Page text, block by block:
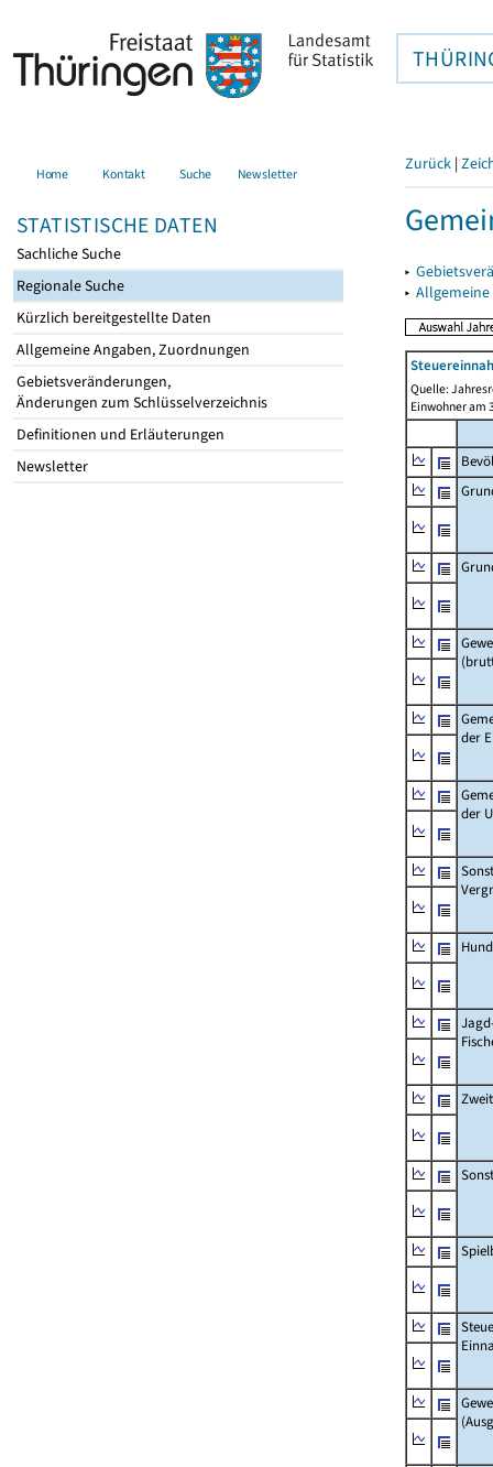
Home Kontakt Suche Newsletter
STATISTISCHE DATEN
Sachliche Suche
Regionale Suche
Kürzlich bereitgestellte Daten
Allgemeine Angaben, Zuordnungen
Gebietsveränderungen,
Änderungen zum Schlüsselverzeichnis
Definitionen und Erläuterungen
Newsletter
Zurück |
▸
▸
Quelle:
Einwohner am
der
der